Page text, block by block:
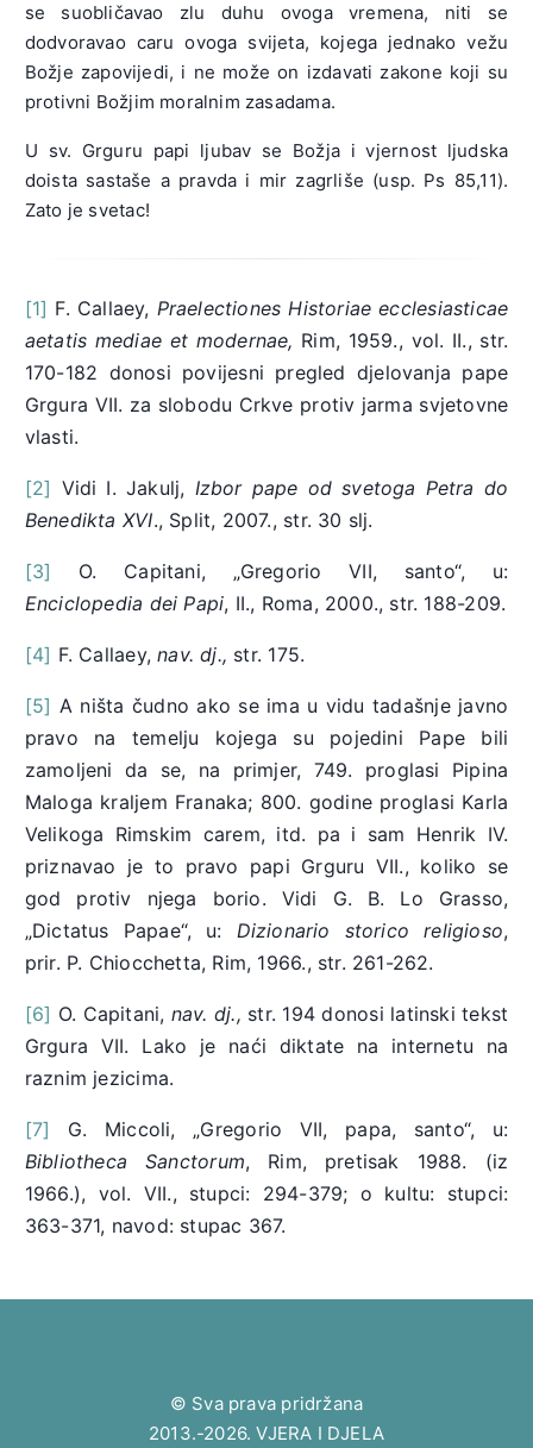
se suobličavao zlu duhu ovoga vremena, niti se
dodvoravao caru ovoga svijeta, kojega jednako vežu
Božje zapovijedi, i ne može on izdavati zakone koji su
protivni Božjim moralnim zasadama.
U sv. Grguru papi ljubav se Božja i vjernost ljudska
doista sastaše a pravda i mir zagrliše (usp. Ps 85,11).
Zato je svetac!
[1] F. Callaey, Praelectiones Historiae ecclesiasticae
aetatis mediae et modernae, Rim, 1959., vol. II., str.
170-182 donosi povijesni pregled djelovanja pape
Grgura VII. za slobodu Crkve protiv jarma svjetovne
vlasti.
[2] Vidi I. Jakulj, Izbor pape od svetoga Petra do
Benedikta XVI., Split, 2007., str. 30 slj.
[3]
O. Capitani, „Gregorio VII, santo“, u:
Enciclopedia dei Papi, II., Roma, 2000., str. 188-209.
[4] F. Callaey,nav. dj., str. 175.
[5] A ništa čudno ako se ima u vidu tadašnje javno
pravo na temelju kojega su pojedini Pape bili
zamoljeni da se, na primjer, 749. proglasi Pipina
Maloga kraljem Franaka; 800. godine proglasi Karla
Velikoga Rimskim carem, itd. pa i sam Henrik IV.
priznavao je to pravo papi Grguru VII., koliko se
god protiv njega borio. Vidi G. B. Lo Grasso,
„Dictatus Papae“, u: Dizionario storico religioso,
prir. P. Chiocchetta, Rim, 1966., str. 261-262.
[6] O. Capitani, nav. dj., str. 194 donosi latinski tekst
Grgura VII. Lako je naći diktate na internetu na
raznim jezicima.
[7]
G. Miccoli, „Gregorio VII, papa, santo“, u:
Bibliotheca Sanctorum, Rim, pretisak 1988. (iz
1966.), vol. VII., stupci: 294-379; o kultu: stupci:
363-371, navod: stupac 367.
© Sva prava pridržana
2013.-2026. VJERA I DJELA